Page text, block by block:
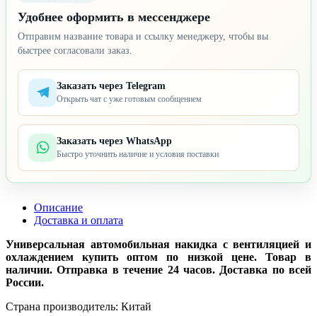
Удобнее оформить в мессенджере
Отправим название товара и ссылку менеджеру, чтобы вы
быстрее согласовали заказ.
Заказать через Telegram
Открыть чат с уже готовым сообщением
Заказать через WhatsApp
Быстро уточнить наличие и условия поставки
Описание
Доставка и оплата
Универсальная автомобильная накидка с вентиляцией и
охлаждением купить оптом по низкой цене. Товар в
наличии. Отправка в течение 24 часов. Доставка по всей
России.
Страна производитель: Китай